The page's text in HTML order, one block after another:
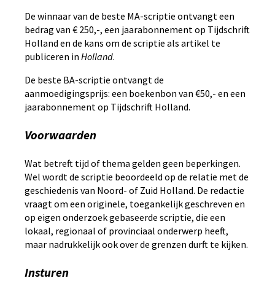
De winnaar van de beste MA-scriptie ontvangt een
bedrag van € 250,-, een jaarabonnement op Tijdschrift
Holland en de kans om de scriptie als artikel te
publiceren in Holland.
De beste BA-scriptie ontvangt de
aanmoedigingsprijs: een boekenbon van €50,- en een
jaarabonnement op Tijdschrift Holland.
Voorwaarden
Wat betreft tijd of thema gelden geen beperkingen.
Wel wordt de scriptie beoordeeld op de relatie met de
geschiedenis van Noord- of Zuid Holland. De redactie
vraagt om een originele, toegankelijk geschreven en
op eigen onderzoek gebaseerde scriptie, die een
lokaal, regionaal of provinciaal onderwerp heeft,
maar nadrukkelijk ook over de grenzen durft te kijken.
Insturen